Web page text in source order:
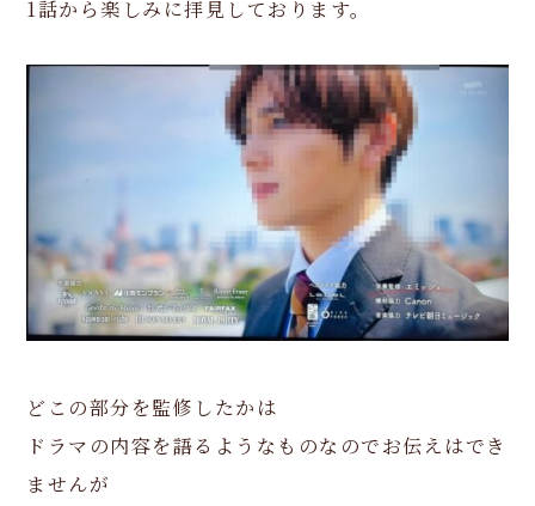
1話から楽しみに拝見しております。
どこの部分を監修したかは
ドラマの内容を語るようなものなのでお伝えはでき
ませんが